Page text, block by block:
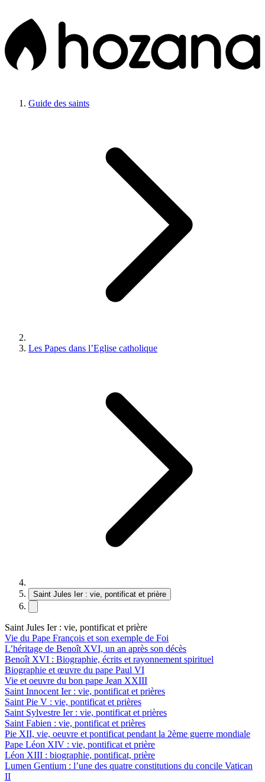
Guide des saints
Les Papes dans l’Eglise catholique
Saint Jules Ier : vie, pontificat et prière
Saint Jules Ier : vie, pontificat et prière
Vie du Pape François et son exemple de Foi
L’héritage de Benoît XVI, un an après son décès
Benoît XVI : Biographie, écrits et rayonnement spirituel
Biographie et œuvre du pape Paul VI
Vie et oeuvre du bon pape Jean XXIII
Saint Innocent Ier : vie, pontificat et prières
Saint Pie V : vie, pontificat et prières
Saint Sylvestre Ier : vie, pontificat et prières
Saint Fabien : vie, pontificat et prières
Pie XII, vie, oeuvre et pontificat pendant la 2ème guerre mondiale
Pape Léon XIV : vie, pontificat et prière
Léon XIII : biographie, pontificat, prière
Lumen Gentium : l’une des quatre constitutions du concile Vatican
II